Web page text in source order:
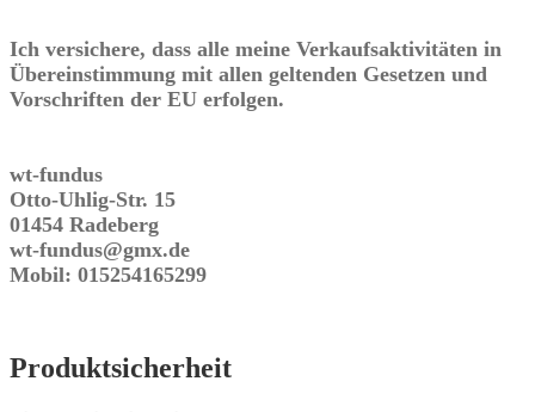
Ich versichere, dass alle meine Verkaufsaktivitäten in
Übereinstimmung mit allen geltenden Gesetzen und
Vorschriften der EU erfolgen.
wt-fundus
Otto-Uhlig-Str. 15
01454 Radeberg
wt-fundus@gmx.de
Mobil: 015254165299
Produktsicherheit